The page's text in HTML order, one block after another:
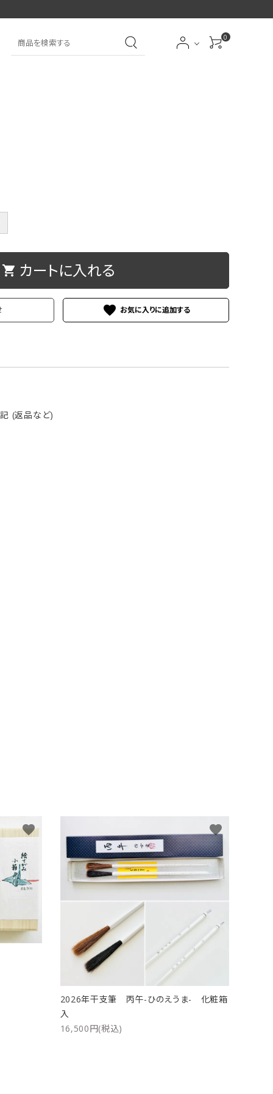
限定品
アイシャドーブラシ
ケース 洗浄剤・その他
0
shopping_cart カートに入れる
favorite
(返品など)
favorite
2026年干支筆 丙午-ひのえうま- 化粧箱
入
16,500円(税込)
favorite